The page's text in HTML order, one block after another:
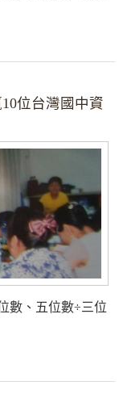
位台灣國中資
數、五位數÷三位